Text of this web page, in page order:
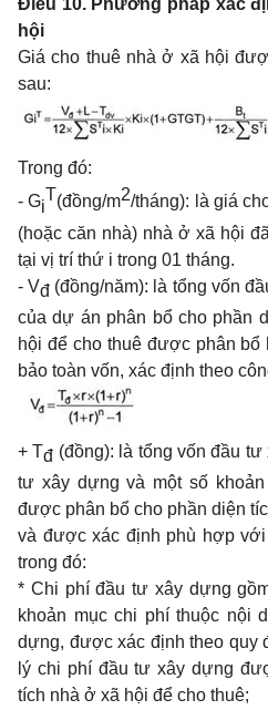
Điều 10. Phương pháp xác
hội
Giá cho thuê nhà ở xã hội
sau:
Trong đó:
- Gi
T(đồng/m2/tháng): là giá
(hoặc căn nhà) nhà ở xã hội
tại vị trí thứ i trong 01 tháng.
- Vđ (đồng/năm): là tổng vốn
của dự án phân bổ cho phần
hội để cho thuê được phân bổ
bảo toàn vốn, xác định theo
+ Tđ (đồng): là tổng vốn đầu
tư xây dựng và một số
được phân bổ cho phần diện
và được xác định phù hợp
trong đó:
* Chi phí đầu tư xây dựng
khoản mục chi phí thuộc nội
dựng, được xác định theo quy
lý chi phí đầu tư xây dựng
tích nhà ở xã hội để cho thuê;